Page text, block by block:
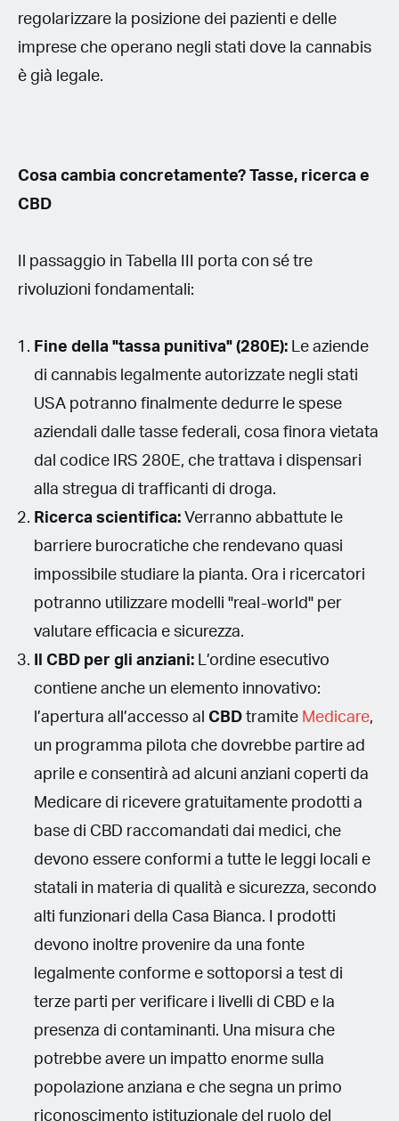
regolarizzare la posizione dei pazienti e delle
imprese che operano negli stati dove la cannabis
è già legale.
Cosa cambia concretamente? Tasse, ricerca e
CBD
Il passaggio in Tabella III porta con sé tre
rivoluzioni fondamentali:
Fine della "tassa punitiva" (280E): Le aziende
di cannabis legalmente autorizzate negli stati
USA potranno finalmente dedurre le spese
aziendali dalle tasse federali, cosa finora vietata
dal codice IRS 280E, che trattava i dispensari
alla stregua di trafficanti di droga.
Ricerca scientifica: Verranno abbattute le
barriere burocratiche che rendevano quasi
impossibile studiare la pianta. Ora i ricercatori
potranno utilizzare modelli "real-world" per
valutare efficacia e sicurezza.
Il CBD per gli anziani: L’ordine esecutivo
contiene anche un elemento innovativo:
l’apertura all’accesso al CBD tramite Medicare,
un programma pilota che dovrebbe partire ad
aprile e consentirà ad alcuni anziani coperti da
Medicare di ricevere gratuitamente prodotti a
base di CBD raccomandati dai medici, che
devono essere conformi a tutte le leggi locali e
statali in materia di qualità e sicurezza, secondo
alti funzionari della Casa Bianca. I prodotti
devono inoltre provenire da una fonte
legalmente conforme e sottoporsi a test di
terze parti per verificare i livelli di CBD e la
presenza di contaminanti. Una misura che
potrebbe avere un impatto enorme sulla
popolazione anziana e che segna un primo
riconoscimento istituzionale del ruolo del